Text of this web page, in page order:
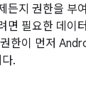
든지 권한을 부
면 필요한 데이
한이 먼저
.